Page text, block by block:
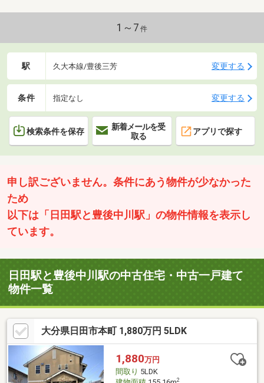
実績を生かし、お客様の夢のマイホーム探しを全力でサポートい
1～7 件
駅 久大本線/豊後三芳 変更する
条件 指定なし 変更する
検索条件を保存
新着メールを受
取る
アプリで探す
申し訳ございません。条件にあう物件が少なかった
ため
以下は「日田駅と豊後中川駅」の物件情報を表示し
ています。
日田駅と豊後中川駅の中古住宅・中古一戸建て
物件一覧
大分県日田市本町 1,880万円 5LDK
1,880万円
間取り 5LDK
2